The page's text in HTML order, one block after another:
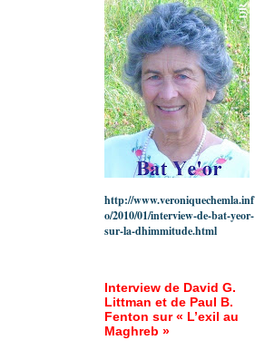
http://www.veroniquechemla.inf
o/2010/01/interview-de-bat-yeor-
sur-la-dhimmitude.html
Interview de David G.
Littman et de Paul B.
Fenton sur « L’exil au
Maghreb »